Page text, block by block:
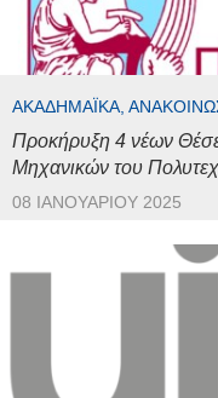
ΑΚΑΔΗΜΑΪΚΆ,
Προκήρυξη 4 νέων
Μηχανικών του
08 ΙΑΝΟΥΑΡΊΟΥ 2025